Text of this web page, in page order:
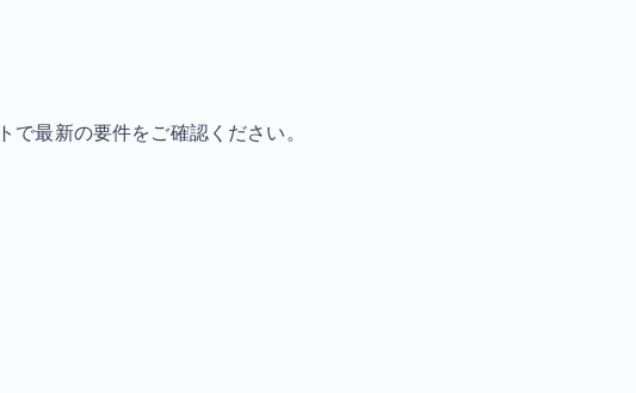
最新の要件をご確認ください。